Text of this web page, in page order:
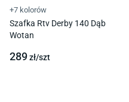
+7 kolorów
Szafka Rtv Derby 140 Dąb
Wotan
289zł/szt